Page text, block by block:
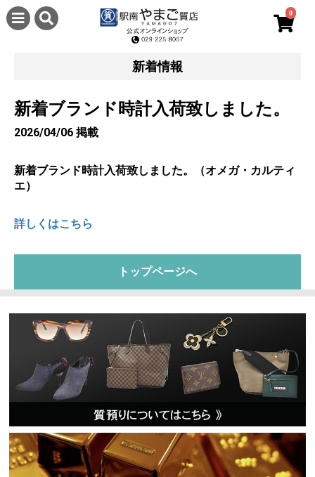
0
新着情報
新着ブランド時計入荷致しました。
2026/04/06 掲載
新着ブランド時計入荷致しました。（オメガ・カルティ
エ）
詳しくはこちら
トップページへ